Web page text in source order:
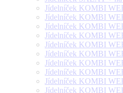
Jídelníček KOMBI
Jídelníček KOMBI
Jídelníček KOMBI
Jídelníček KOMBI
Jídelníček KOMBI
Jídelníček KOMBI
Jídelníček KOMBI
Jídelníček KOMBI
Jídelníček KOMBI
Jídelníček KOMBI